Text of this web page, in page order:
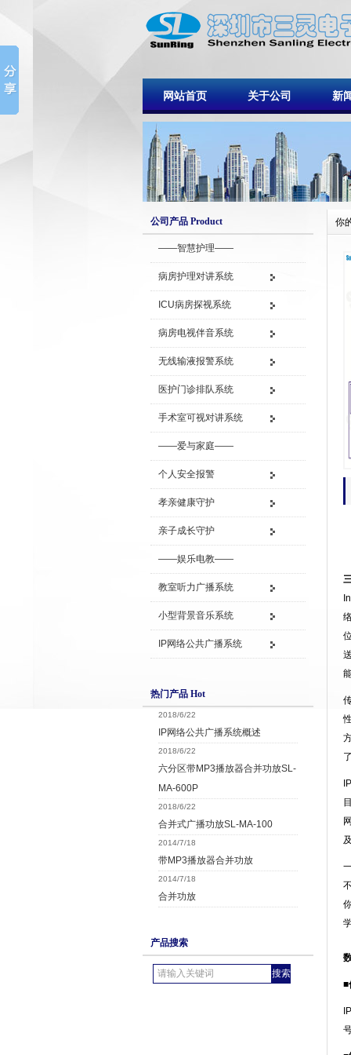
网站首页 关于公司 新
公司产品 Product
——智慧护理——
病房护理对讲系统
ICU病房探视系统
病房电视伴音系统
无线输液报警系统
医护门诊排队系统
手术室可视对讲系统
——爱与家庭——
个人安全报警
孝亲健康守护
亲子成长守护
——娱乐电教——
教室听力广播系统
小型背景音乐系统
IP网络公共广播系统
热门产品 Hot
2018/6/22
IP网络公共广播系统概述
2018/6/22
六分区带MP3播放器合并功放SL-
MA-600P
2018/6/22
合并式广播功放SL-MA-100
2014/7/18
带MP3播放器合并功放
2014/7/18
合并功放
产品搜索
你
位
IP
■
IP